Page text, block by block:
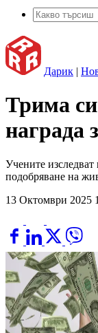
Дарик |
Трима си
награда
Учените
подобряване на
13 Октомври 2025